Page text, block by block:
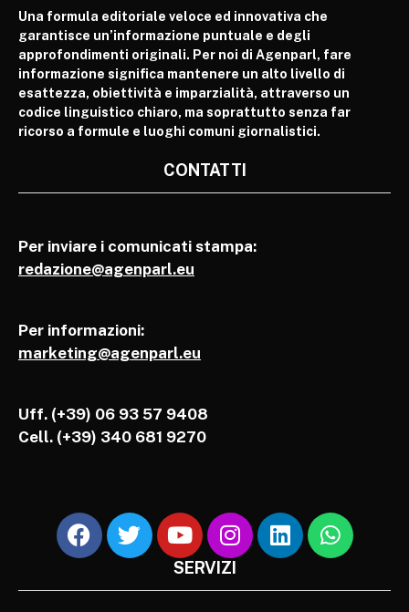
Una formula editoriale veloce ed innovativa che
garantisce un’informazione puntuale e degli
approfondimenti originali. Per noi di Agenparl, fare
informazione significa mantenere un alto livello di
esattezza, obiettività e imparzialità, attraverso un
codice linguistico chiaro, ma soprattutto senza far
ricorso a formule e luoghi comuni giornalistici.
CONTATTI
Per inviare i comunicati stampa:
redazione@agenparl.eu
Per informazioni:
marketing@agenparl.eu
Uff. (+39) 06 93 57 9408
Cell. (+39) 340 681 9270
SERVIZI